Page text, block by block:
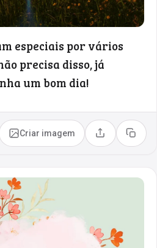
especiais por vários
precisa disso, já
um bom dia!
Criar imagem Compartilhar
Copiar